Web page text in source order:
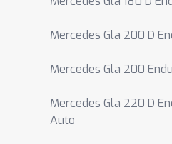
Mercedes Gla 200 D
Mercedes Gla 200
Mercedes Gla 220 D
Auto